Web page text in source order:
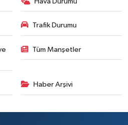
Trafik Durumu
Tüm Manşetler
Haber Arşivi